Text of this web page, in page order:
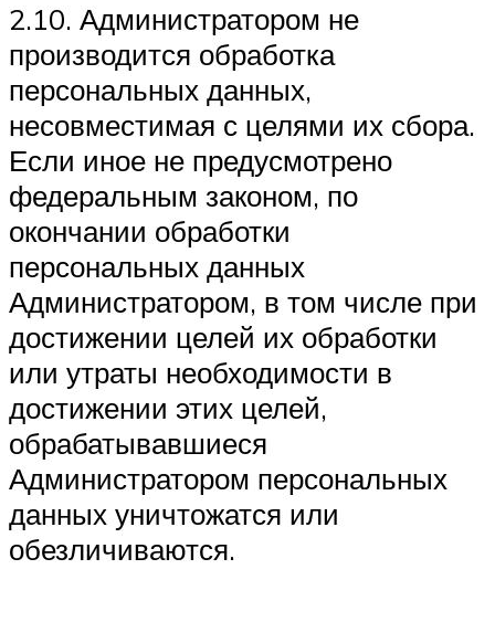
2.10. Администратором не
производится обработка
персональных данных,
несовместимая с целями их сбора.
Если иное не предусмотрено
федеральным законом, по
окончании обработки
персональных данных
Администратором, в том числе при
достижении целей их обработки
или утраты необходимости в
достижении этих целей,
обрабатывавшиеся
Администратором персональных
данных уничтожатся или
обезличиваются.